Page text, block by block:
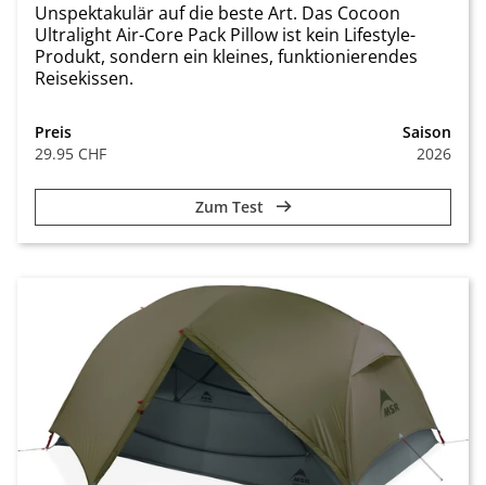
Unspektakulär auf die beste Art. Das Cocoon
Ultralight Air-Core Pack Pillow ist kein Lifestyle-
Produkt, sondern ein kleines, funktionierendes
Reisekissen.
Preis
29.95 CHF
Saison
2026
Zum Test